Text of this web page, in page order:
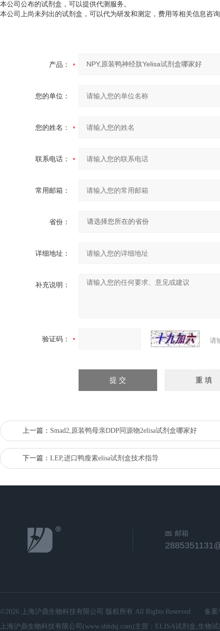
本公司公布的试剂盒，可以提供代测服务。
本公司上尚未列出的试剂盒，可以代为研发和测定，费用等相关信息咨
产品：
您的单位：
您的姓名：
联系电话：
常用邮箱：
省份：
详细地址：
补充说明：
验证码： 请
上一篇： Smad2,原装鸭母亲DDP同源物2elisa试剂盒哪家好
下一篇： LEP,进口鸭瘦素elisa试剂盒技术指导
邮箱
©2026 上海沪鼎生物科技有限公司 版权所有 All Rights Reserved.
备案
上海沪鼎生物科技有限公司(www.shhdsj.com)主营：ELISA试剂盒,生物